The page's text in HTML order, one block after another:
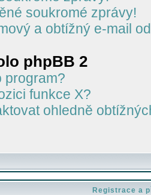
soukromé zprávy!
a obtížný e-mail
phpBB 2
program?
funkce X?
ohledně
Registrace a